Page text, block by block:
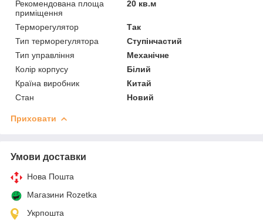
Рекомендована площа
приміщення
20 кв.м
Терморегулятор
Так
Тип терморегулятора
Ступінчастий
Тип управління
Механічне
Колір корпусу
Білий
Країна виробник
Китай
Стан
Новий
Приховати
Умови доставки
Нова Пошта
Магазини Rozetka
Укрпошта